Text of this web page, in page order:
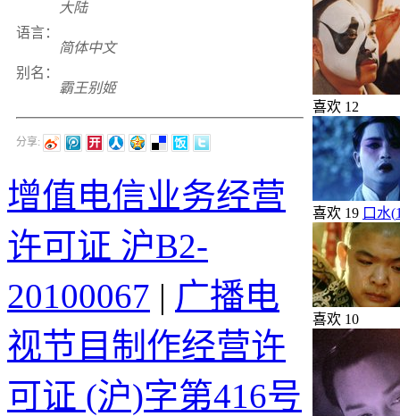
喜欢 12
喜欢 19 口水(
喜欢 10
大陆
语言：
简体中文
别名：
霸王别姬
分享:
增值电信业务经营
许可证 沪B2-
20100067 | 广播电
视节目制作经营许
可证 (沪)字第416号